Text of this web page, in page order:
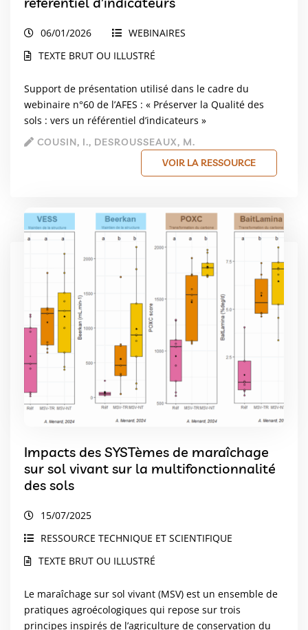
06/01/2026
WEBINAIRES
TEXTE BRUT OU ILLUSTRÉ
Support de présentation utilisé dans le cadre du
webinaire n°60 de l’AFES : « Préserver la Qualité des
sols : vers un référentiel d’indicateurs »
COUSIN, I., DESROUSSEAUX, M.
VOIR LA RESSOURCE
Impacts des SYSTèmes de maraîchage
sur sol vivant sur la multifonctionnalité
des sols
15/07/2025
RESSOURCE TECHNIQUE ET SCIENTIFIQUE
TEXTE BRUT OU ILLUSTRÉ
Le maraîchage sur sol vivant (MSV) est un ensemble de
pratiques agroécologiques qui repose sur trois
principes inspirés de l’agriculture de conservation du